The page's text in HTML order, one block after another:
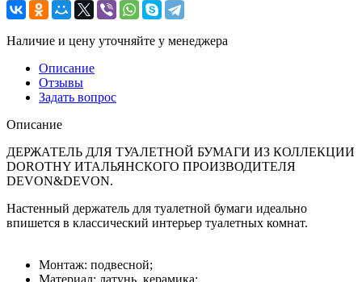
Наличие и цену уточняйте у менеджера
Описание
Отзывы
Задать вопрос
Описание
ДЕРЖАТЕЛЬ ДЛЯ ТУАЛЕТНОЙ БУМАГИ ИЗ КОЛЛЕКЦИИ
DOROTHY ИТАЛЬЯНСКОГО ПРОИЗВОДИТЕЛЯ
DEVON&DEVON.
Настенный держатель для туалетной бумаги идеально
впишется в классический интерьер туалетных комнат.
Монтаж: подвесной;
Материал: латунь, керамика;